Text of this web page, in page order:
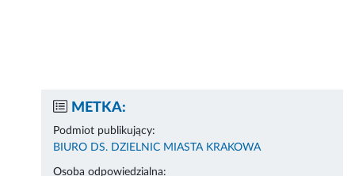
METKA:
Podmiot publikujący:
BIURO DS. DZIELNIC MIASTA KRAKOWA
Osoba odpowiedzialna: